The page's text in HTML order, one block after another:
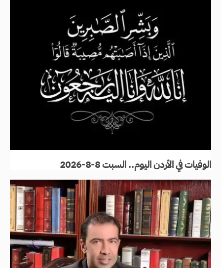
الوفيات في الأردن اليوم.. السبت 8-8-2026